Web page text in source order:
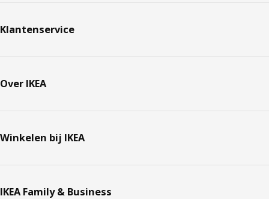
Klantenservice
Over IKEA
Winkelen bij IKEA
IKEA Family & Business